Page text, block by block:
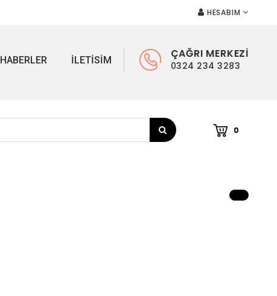
HESABIM
ÇAĞRI MERKEZİ
0324 234 3283
HABERLER ILETISIM
0